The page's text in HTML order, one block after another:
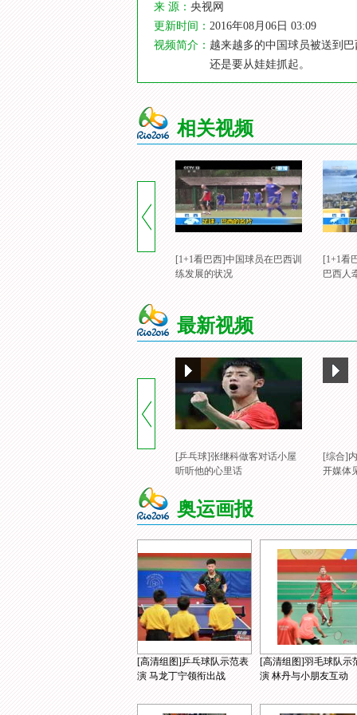
来 源： 央视网
更新时间： 2016年08月06日 03:09
视频简介： 越来越多的中国球员被送到
还是要从娃娃抓起。
相关视频
[1+1看巴西]中国球员在巴西训
练发展的状况
[1+1看
巴西人
最新视频
[乒乓球]张继科做客对话小屋
听听他的心里话
[综合]
开媒体
奥运画报
[高清组图]乒乓球队示范表
演 马龙丁宁领衔出战
[高清组图]羽毛球队示
演 林丹与小朋友互动